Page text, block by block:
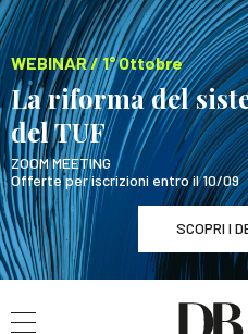
WEBINAR / 1° Ottobre
La riforma del
del TUF
ZOOM MEETING
Offerte per iscrizioni entro il 10/09
SCOPRI I
WEBINAR /